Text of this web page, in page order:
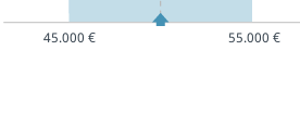
45.000 € 55.000 €